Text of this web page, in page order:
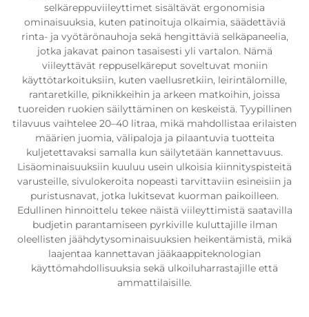
selkäreppuviileyttimet sisältävät ergonomisia
ominaisuuksia, kuten patinoituja olkaimia, säädettäviä
rinta- ja vyötärönauhoja sekä hengittäviä selkäpaneelia,
jotka jakavat painon tasaisesti yli vartalon. Nämä
viileyttävät reppuselkäreput soveltuvat moniin
käyttötarkoituksiin, kuten vaellusretkiin, leirintälomille,
rantaretkille, piknikkeihin ja arkeen matkoihin, joissa
tuoreiden ruokien säilyttäminen on keskeistä. Tyypillinen
tilavuus vaihtelee 20–40 litraa, mikä mahdollistaa erilaisten
määrien juomia, välipaloja ja pilaantuvia tuotteita
kuljetettavaksi samalla kun säilytetään kannettavuus.
Lisäominaisuuksiin kuuluu usein ulkoisia kiinnityspisteitä
varusteille, sivulokeroita nopeasti tarvittaviin esineisiin ja
puristusnavat, jotka lukitsevat kuorman paikoilleen.
Edullinen hinnoittelu tekee näistä viileyttimistä saatavilla
budjetin parantamiseen pyrkiville kuluttajille ilman
oleellisten jäähdytysominaisuuksien heikentämistä, mikä
laajentaa kannettavan jääkaappiteknologian
käyttömahdollisuuksia sekä ulkoiluharrastajille että
ammattilaisille.